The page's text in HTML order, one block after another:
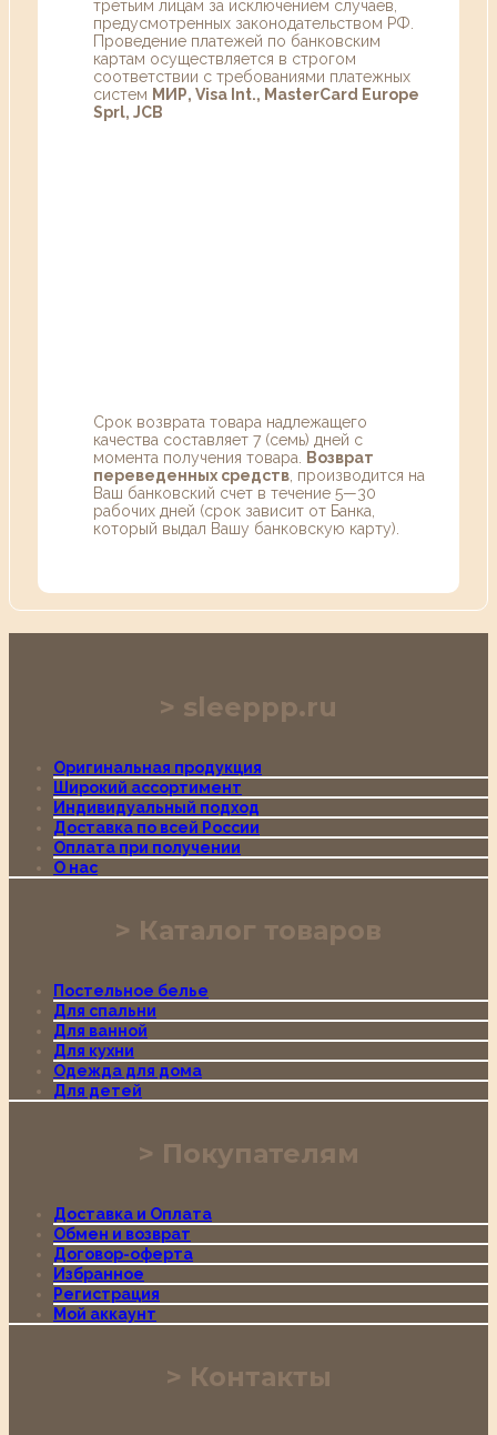
третьим лицам за исключением случаев,
предусмотренных законодательством РФ.
Проведение платежей по банковским
картам осуществляется в строгом
соответствии с требованиями платежных
систем МИР, Visa Int., MasterCard Europe
Sprl, JCB
Срок возврата товара надлежащего
качества составляет 7 (семь) дней с
момента получения товара. Возврат
переведенных средств, производится на
Ваш банковский счет в течение 5—30
рабочих дней (срок зависит от Банка,
который выдал Вашу банковскую карту).
sleeppp.ru
Оригинальная продукция
Широкий ассортимент
Индивидуальный подход
Доставка по всей России
Оплата при получении
О нас
Каталог товаров
Постельное белье
Для спальни
Для ванной
Для кухни
Одежда для дома
Для детей
Покупателям
Доставка и Оплата
Обмен и возврат
Договор-оферта
Избранное
Регистрация
Мой аккаунт
Контакты